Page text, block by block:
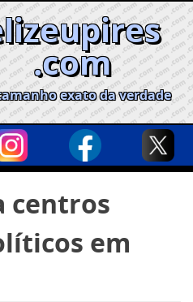
.com
exato da verdade
centros
em